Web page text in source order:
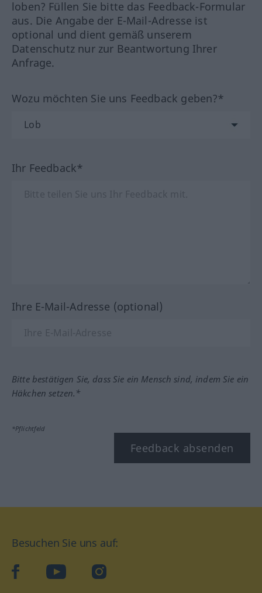
loben? Füllen Sie bitte das Feedback-Formular
aus. Die Angabe der E-Mail-Adresse ist
optional und dient gemäß unserem
Datenschutz nur zur Beantwortung Ihrer
Anfrage.
Wozu möchten Sie uns Feedback geben?*
Ihr Feedback*
Ihre E-Mail-Adresse (optional)
Bitte bestätigen Sie, dass Sie ein Mensch sind, indem Sie ein
Häkchen setzen.*
*Pflichtfeld
Feedback absenden
Besuchen Sie uns auf:
facebookYouTube Instagram